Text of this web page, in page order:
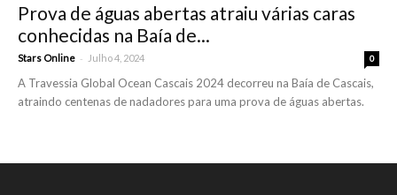
Prova de águas abertas atraiu várias caras
conhecidas na Baía de...
Stars Online - Julho 4, 2024 0
A Travessia Global Ocean Cascais 2024 decorreu na Baía de Cascais,
atraindo centenas de nadadores para uma prova de águas abertas.